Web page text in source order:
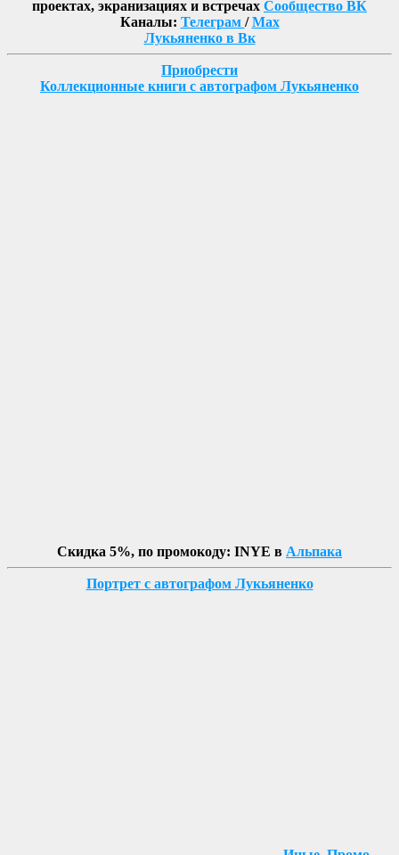
проектах, экранизациях и встречах Сообщество ВК
Каналы: Телеграм /Max
Лукьяненко в Вк
Приобрести
Коллекционные книги с автографом Лукьяненко
Скидка 5%, по промокоду: INYE в Альпака
Портрет с автографом Лукьяненко